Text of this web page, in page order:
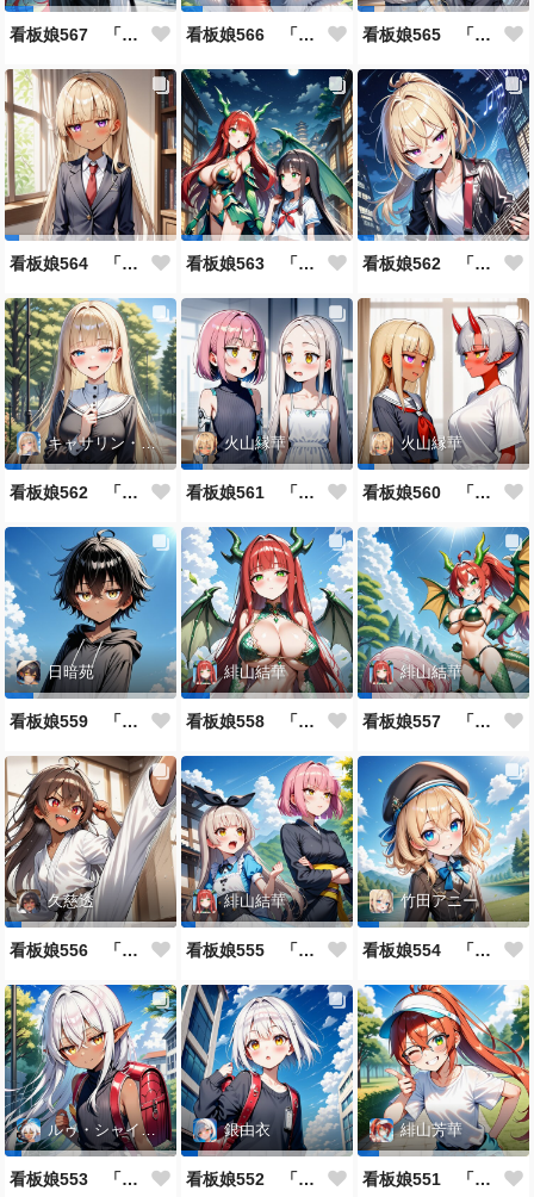
看板娘567 「雪村恋のよもやま話」 看板娘566 「ナンシー・ツァオのよもやま話」 看板娘565 「銀一族」
看板娘564 「ジェルマ・レスポストン・八百のよもやま話」 看板娘563 「騒ぎの終わり」 看板娘562 「八木沼千絵のよもやま話」
キャサリン・アストリー
看板娘562 「キャサリン・アストリーのよもやま話」
火山縁華
看板娘561 「火山一族」
火山縁華
看板娘560 「緋山一族」
日暗苑
看板娘559 「日暗苑のよもやま話」
緋山結華
看板娘558 「緋山結華」キャラクター紹介
緋山結華
看板娘557 「其々の再会」
久慈透
看板娘556 「久慈透のよもやま話」
緋山結華
看板娘555 「帰還、そして目覚め。」
竹田アニー
看板娘554 「竹田アニーのよもやま話」
ルゥ・シャイニー
看板娘553 「ルゥ・シャイニーのよもやま話」
銀由衣
看板娘552 「銀由衣」
緋山芳華
看板娘551 「緋山芳華のよもやま話」